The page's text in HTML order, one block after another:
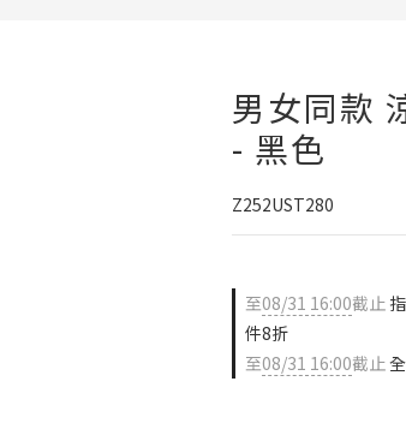
男女同款
- 黑色
Z252UST280
至08/31 16:00截止
件8折
至08/31 16:00截止